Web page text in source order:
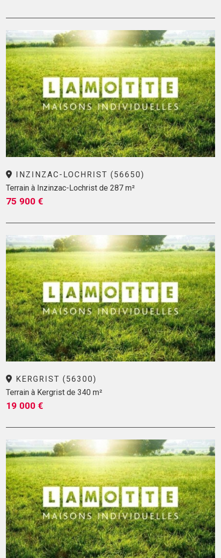
INZINZAC-LOCHRIST (56650)
Terrain à Inzinzac-Lochrist de 287 m²
75 900 €
KERGRIST (56300)
Terrain à Kergrist de 340 m²
19 000 €